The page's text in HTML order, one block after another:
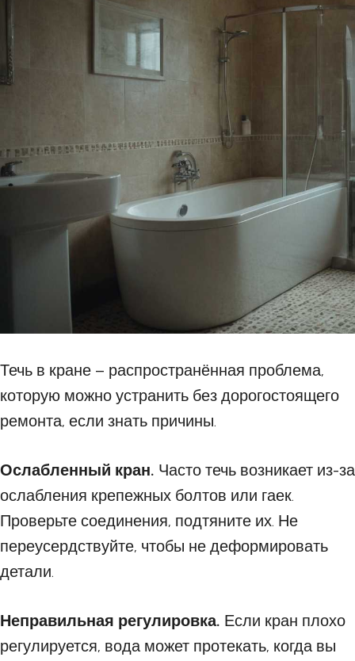
Течь в кране – распространённая проблема,
которую можно устранить без дорогостоящего
ремонта, если знать причины.
Ослабленный кран. Часто течь возникает из-за
ослабления крепежных болтов или гаек.
Проверьте соединения, подтяните их. Не
переусердствуйте, чтобы не деформировать
детали.
Неправильная регулировка. Если кран плохо
регулируется, вода может протекать, когда вы